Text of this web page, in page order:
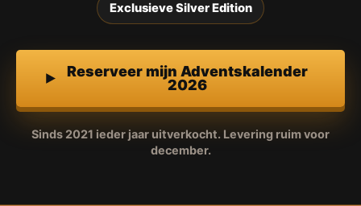
Exclusieve Silver Edition
Reserveer mijn Adventskalender
2026
Sinds 2021 ieder jaar uitverkocht. Levering ruim voor
december.